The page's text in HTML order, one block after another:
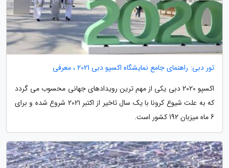
تور دبی: راهنمای جامع نمایشگاه اکسپو دبی 2021 ، معرفی
اکسپو 2020 دبی یکی از مهم ترین رویدادهای جهانی محسوب می گردد
که به علت شیوع کرونا با یک سال تاخیر از اکتبر 2021 شروع شده و برای
6 ماه میزبان 192 کشور است.